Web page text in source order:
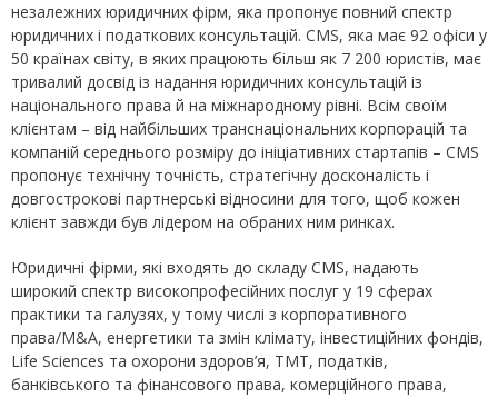
незалежних юридичних фірм, яка пропонує повний спектр
юридичних і податкових консультацій. CMS, яка має 92 офіси у
50 країнах світу, в яких працюють більш як 7 200 юристів, має
тривалий досвід із надання юридичних консультацій із
національного права й на міжнародному рівні. Всім своїм
клієнтам – від найбільших транснаціональних корпорацій та
компаній середнього розміру до ініціативних стартапів – CMS
пропонує технічну точність, стратегічну досконалість і
довгострокові партнерські відносини для того, щоб кожен
клієнт завжди був лідером на обраних ним ринках.
Юридичні фірми, які входять до складу CMS, надають
широкий спектр високопрофесійних послуг у 19 сферах
практики та галузях, у тому числі з корпоративного
права/M&A, енергетики та змін клімату, інвестиційних фондів,
Life Sciences та охорони здоров’я, ТМТ, податків,
банківського та фінансового права, комерційного права,